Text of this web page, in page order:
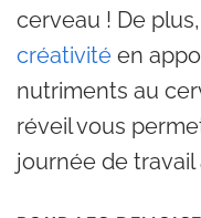
cerveau ! De plus,
créativité en
nutriments au
réveil vous
journée de